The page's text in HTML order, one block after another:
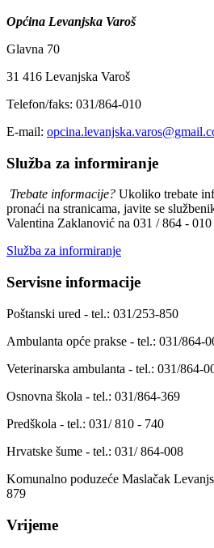
Općina Levanjska Varoš
Glavna 70
31 416 Levanjska Varoš
Telefon/faks: 031/864-010
E-mail:
Služba za informiranje
Trebate informacije? Ukoliko trebate
pronaći na stranicama, javite se
Valentina Zaklanović na 031 / 864 -
Služba za informiranje
Servisne informacije
Poštanski ured - tel.: 031/253-850
Ambulanta opće prakse - tel.: 031/864-
Veterinarska ambulanta - tel.: 031/864-
Osnovna škola - tel.: 031/864-369
Predškola - tel.: 031/ 810 - 740
Hrvatske šume - tel.: 031/ 864-008
Komunalno poduzeće Maslačak
879
Vrijeme